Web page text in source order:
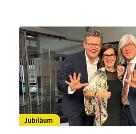
Wahrnehmung.
Jubiläum